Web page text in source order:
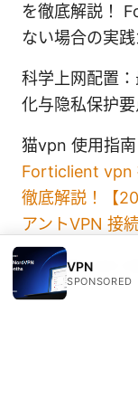
を徹底解説！
ない場合の実
科学上网配置
化与隐私保护要
猫vpn 使用指
Forticlient vpn
徹底解説！【
アントVPN 接
Thunder vpn
VPN
SPONSORED